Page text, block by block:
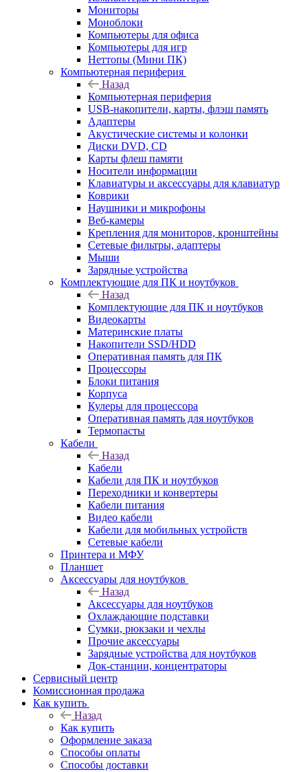
Мониторы
Моноблоки
Компьютеры для офиса
Компьютеры для игр
Неттопы (Мини ПК)
Компьютерная периферия
Назад
Компьютерная периферия
USB-накопители, карты, флэш память
Адаптеры
Акустические системы и колонки
Диски DVD, CD
Карты флеш памяти
Носители информации
Клавиатуры и аксессуары для клавиатур
Коврики
Наушники и микрофоны
Веб-камеры
Крепления для мониторов, кронштейны
Сетевые фильтры, адаптеры
Мыши
Зарядные устройства
Комплектующие для ПК и ноутбуков
Назад
Комплектующие для ПК и ноутбуков
Видеокарты
Материнские платы
Накопители SSD/HDD
Оперативная память для ПК
Процессоры
Блоки питания
Корпуса
Кулеры для процессора
Оперативная память для ноутбуков
Термопасты
Кабели
Назад
Кабели
Кабели для ПК и ноутбуков
Переходники и конвертеры
Кабели питания
Видео кабели
Кабели для мобильных устройств
Сетевые кабели
Принтера и МФУ
Планшет
Аксессуары для ноутбуков
Назад
Аксессуары для ноутбуков
Охлаждающие подставки
Сумки, рюкзаки и чехлы
Прочие аксессуары
Зарядные устройства для ноутбуков
Док-станции, концентраторы
Сервисный центр
Комиссионная продажа
Как купить
Назад
Как купить
Оформление заказа
Способы оплаты
Способы доставки